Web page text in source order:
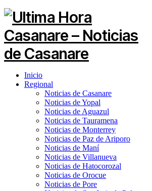
Inicio
Regional
Noticias de Casanare
Noticias de Yopal
Noticias de Aguazul
Noticias de Tauramena
Noticias de Monterrey
Noticias de Paz de Ariporo
Noticias de Maní
Noticias de Villanueva
Noticias de Hatocorozal
Noticias de Orocue
Noticias de Pore